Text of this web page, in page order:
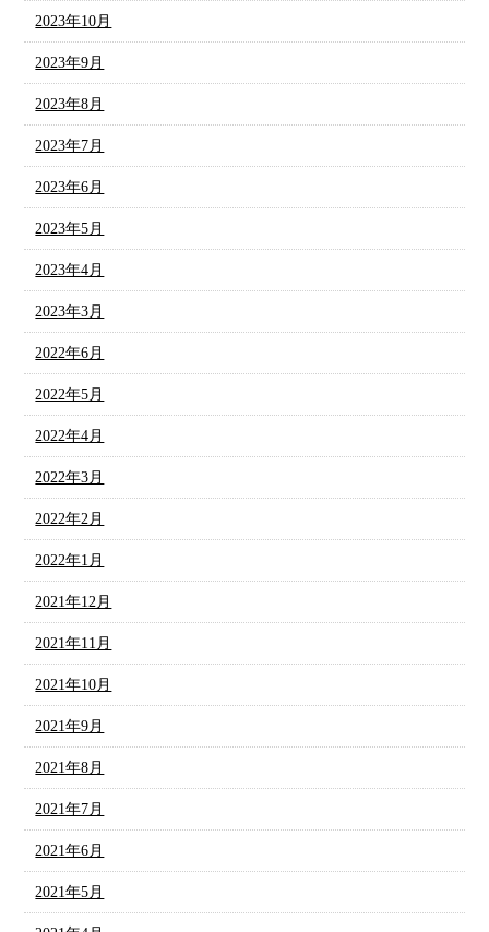
2023年10月
2023年9月
2023年8月
2023年7月
2023年6月
2023年5月
2023年4月
2023年3月
2022年6月
2022年5月
2022年4月
2022年3月
2022年2月
2022年1月
2021年12月
2021年11月
2021年10月
2021年9月
2021年8月
2021年7月
2021年6月
2021年5月